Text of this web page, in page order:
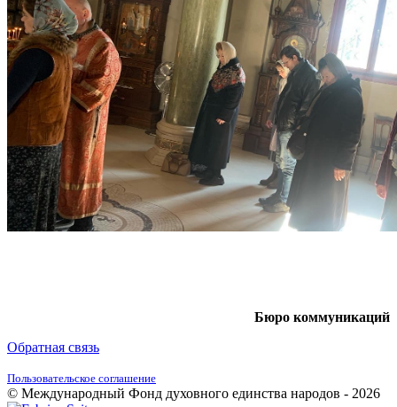
Бюро коммуникаций
Обратная связь
Пользовательское соглашение
© Международный Фонд духовного единства народов - 2026